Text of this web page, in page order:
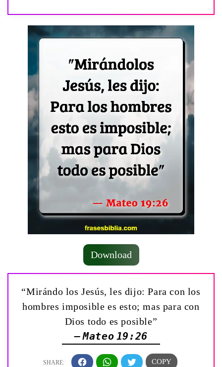
Download
“Mirándo los Jesús, les dijo: Para con los
hombres imposible es esto; mas para con
Dios todo es posible”
— Mateo 19:26